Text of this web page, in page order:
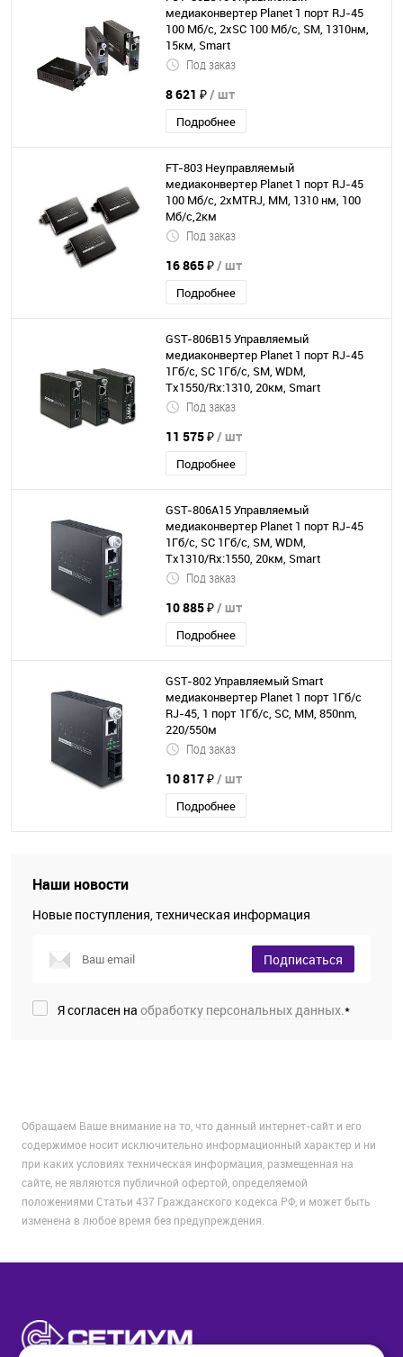
медиаконвертер Planet 1 порт RJ-45
100 Мб/с, 2хSC 100 Мб/с, SM, 1310нм,
15км, Smart
Под заказ
8 621 ₽/ шт
Подробнее
FT-803 Неуправляемый
медиаконвертер Planet 1 порт RJ-45
100 Мб/с, 2хMTRJ, MM, 1310 нм, 100
Мб/с,2км
Под заказ
16 865 ₽/ шт
Подробнее
GST-806B15 Управляемый
медиаконвертер Planet 1 порт RJ-45
1Гб/с, SC 1Гб/с, SM, WDM,
Tx1550/Rx:1310, 20км, Smart
Под заказ
11 575 ₽/ шт
Подробнее
GST-806A15 Управляемый
медиаконвертер Planet 1 порт RJ-45
1Гб/с, SC 1Гб/с, SM, WDM,
Tx1310/Rx:1550, 20км, Smart
Под заказ
10 885 ₽/ шт
Подробнее
GST-802 Управляемый Smart
медиаконвертер Planet 1 порт 1Гб/с
RJ-45, 1 порт 1Гб/с, SC, MM, 850nm,
220/550м
Под заказ
10 817 ₽/ шт
Подробнее
Наши новости
Новые поступления, техническая информация
Подписаться
Я согласен на обработку персональных данных.*
Обращаем Ваше внимание на то, что данный интернет-сайт и его
содержимое носит исключительно информационный характер и ни
при каких условиях техническая информация, размещенная на
сайте, не являются публичной офертой, определяемой
положениями Статьи 437 Гражданского кодекса РФ, и может быть
изменена в любое время без предупреждения.